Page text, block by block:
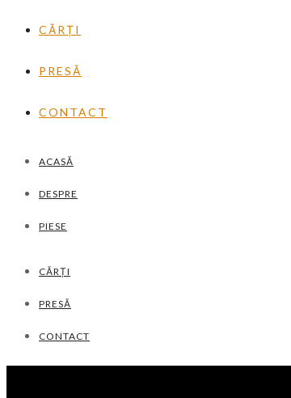
CĂRȚI
PRESĂ
CONTACT
ACASĂ
DESPRE
PIESE
CĂRȚI
PRESĂ
CONTACT